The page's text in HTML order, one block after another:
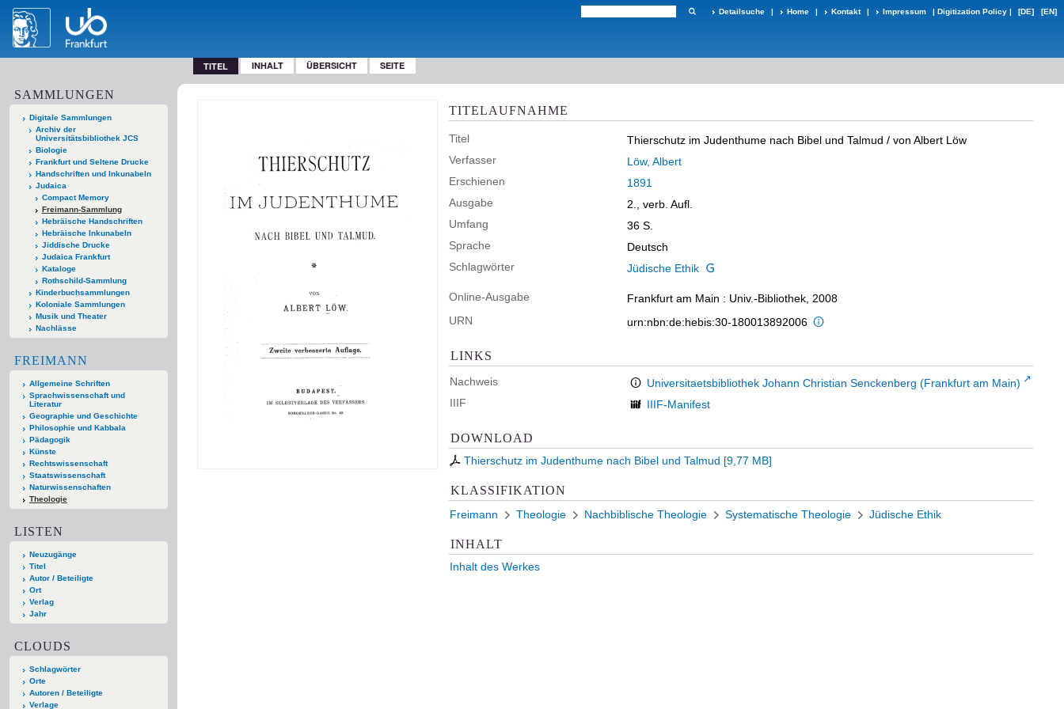
Detailsuche | Home | Kontakt | Impressum | Digitization Policy | [DE] [EN]
TITEL INHALT ÜBERSICHT SEITE
SAMMLUNGEN
Digitale Sammlungen
Archiv der
Universitätsbibliothek JCS
Biologie
Frankfurt und Seltene Drucke
Handschriften und Inkunabeln
Judaica
Compact Memory
Freimann-Sammlung
Hebräische Handschriften
Hebräische Inkunabeln
Jiddische Drucke
Judaica Frankfurt
Kataloge
Rothschild-Sammlung
Kinderbuchsammlungen
Koloniale Sammlungen
Musik und Theater
Nachlässe
FREIMANN
Allgemeine Schriften
Sprachwissenschaft und
Literatur
Geographie und Geschichte
Philosophie und Kabbala
Pädagogik
Künste
Rechtswissenschaft
Staatswissenschaft
Naturwissenschaften
Theologie
LISTEN
Neuzugänge
Titel
Autor / Beteiligte
Ort
Verlag
Jahr
CLOUDS
Schlagwörter
Orte
Autoren / Beteiligte
Verlage
TITELAUFNAHME
Titel Thierschutz im Judenthume nach Bibel und Talmud / von Albert Löw
Verfasser
Löw, Albert
Erschienen
1891
Ausgabe
2., verb. Aufl.
Umfang
36 S.
Sprache
Deutsch
Schlagwörter
Jüdische Ethik
Online-Ausgabe
Frankfurt am Main : Univ.-Bibliothek, 2008
URN
urn:nbn:de:hebis:30-180013892006
LINKS
Nachweis
Universitaetsbibliothek Johann Christian Senckenberg (Frankfurt am Main)
IIIF
IIIF-Manifest
DOWNLOAD
Thierschutz im Judenthume nach Bibel und Talmud [9,77 MB]
KLASSIFIKATION
Freimann Theologie Nachbiblische Theologie Systematische Theologie Jüdische Ethik
INHALT
Inhalt des Werkes